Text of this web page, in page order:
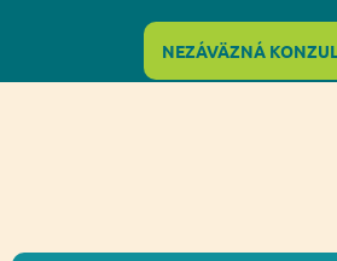
NEZÁVÄZNÁ